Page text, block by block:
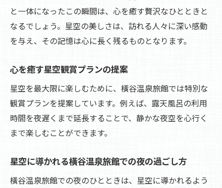
と一体になったこの瞬間は、心を癒す贅沢なひとときと
なるでしょう。星空の美しさは、訪れる人々に深い感動
を与え、その記憶は心に長く残るものとなります。
心を癒す星空観賞プランの提案
星空を最大限に楽しむために、橫谷温泉旅館では特別な
観賞プランを提案しています。例えば、露天風呂の利用
時間を夜遅くまで延長することで、静かな夜空を心行く
まで楽しむことができます。
星空に導かれる橫谷温泉旅館での夜の過ごし方
橫谷温泉旅館での夜のひとときは、星空に導かれるよう